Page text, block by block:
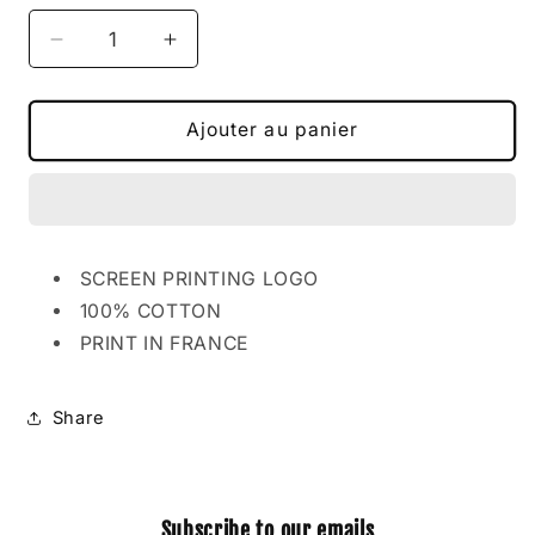
Réduire
la
quantité
BASIC
Augmenter
la
quantité
de
BASIC
Ajouter au panier
SCREEN PRINTING LOGO
100% COTTON
PRINT IN FRANCE
Share